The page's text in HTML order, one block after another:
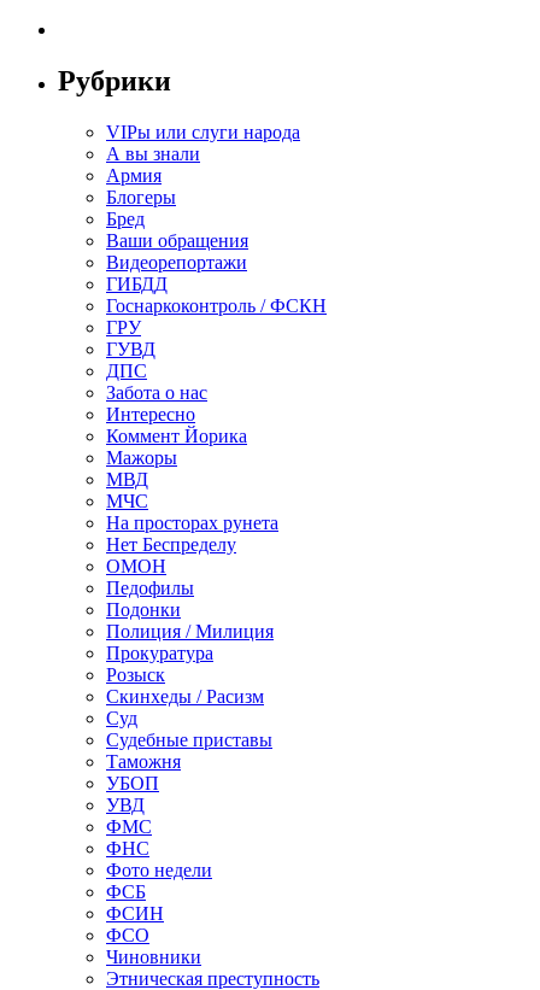
Рубрики
VIPы или слуги народа
А вы знали
Армия
Блогеры
Бред
Ваши обращения
Видеорепортажи
ГИБДД
Госнаркоконтроль / ФСКН
ГРУ
ГУВД
ДПС
Забота о нас
Интересно
Коммент Йорика
Мажоры
МВД
МЧС
На просторах рунета
Нет Беспределу
ОМОН
Педофилы
Подонки
Полиция / Милиция
Прокуратура
Розыск
Скинхеды / Расизм
Суд
Судебные приставы
Таможня
УБОП
УВД
ФМС
ФНС
Фото недели
ФСБ
ФСИН
ФСО
Чиновники
Этническая преступность